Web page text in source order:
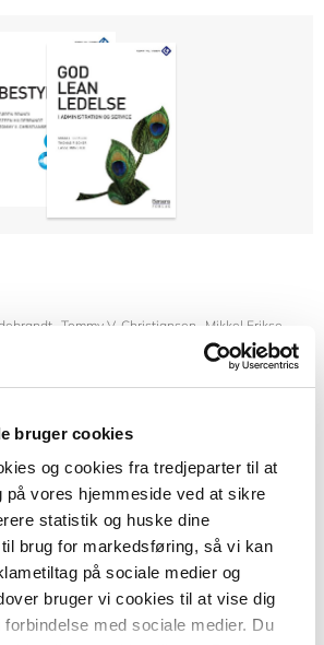
bruger cookies
og cookies fra tredjeparter til at
på vores hjemmeside ved at sikre
statistik og huske dine
brug for markedsføring, så vi kan
på sociale medier og
bruger vi cookies til at vise dig
med sociale medier. Du
Tommy V. Christiansen Mikkel Eriksen